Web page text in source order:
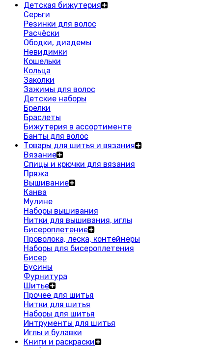
Детская бижутерия
Серьги
Резинки для волос
Расчёски
Ободки, диадемы
Невидимки
Кошельки
Кольца
Заколки
Зажимы для волос
Детские наборы
Брелки
Браслеты
Бижутерия в ассортименте
Банты для волос
Товары для шитья и вязания
Вязание
Спицы и крючки для вязания
Пряжа
Вышивание
Канва
Мулине
Наборы вышивания
Нитки для вышивания, иглы
Бисероплетение
Проволока, леска, контейнеры
Наборы для бисероплетения
Бисер
Бусины
Фурнитура
Шитье
Прочее для шитья
Нитки для шитья
Наборы для шитья
Интрументы для шитья
Иглы и булавки
Книги и раскраски